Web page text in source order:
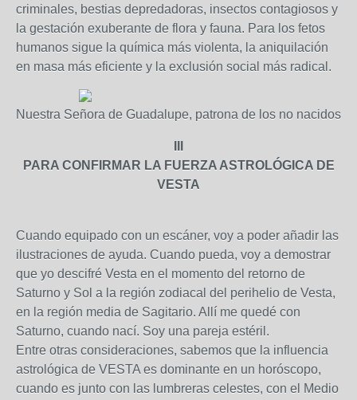
criminales, bestias depredadoras, insectos contagiosos y
la gestación exuberante de flora y fauna. Para los fetos
humanos sigue la química más violenta, la aniquilación
en masa más eficiente y la exclusión social más radical.
Nuestra Señora de Guadalupe, patrona de los no nacidos
PARA CONFIRMAR LA FUERZA ASTROLÓGICA DE
VESTA
Cuando equipado con un escáner, voy a poder añadir las
ilustraciones de ayuda. Cuando pueda, voy a demostrar
que yo descifré Vesta en el momento del retorno de
Saturno y Sol a la región zodiacal del perihelio de Vesta,
en la región media de Sagitario. Allí me quedé con
Saturno, cuando nací. Soy una pareja estéril.
Entre otras consideraciones, sabemos que la influencia
astrológica de VESTA es dominante en un horóscopo,
cuando es junto con las lumbreras celestes, con el Medio